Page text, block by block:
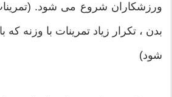
ورزشکاران شروع می شود.
بدن ، تکرار زیاد تمرینات با وزنه که
شود)